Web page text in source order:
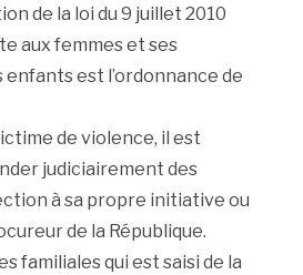
de la loi du 9 juillet 2010
aux femmes et ses
enfants est l’ordonnance de
de violence, il est
judiciairement des
à sa propre initiative ou
de la République.
familiales qui est saisi de la